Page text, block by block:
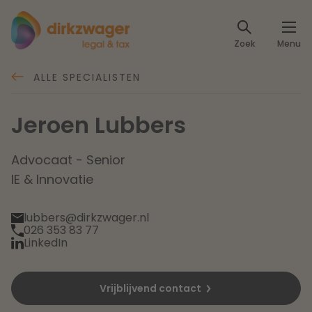
Zoek Menu
Expertises
IT & Privacy
Thema's
Klantcases
Events
Over ons
Over Dirkzwager
Werken bij
ALLE SPECIALISTEN
Jeroen Lubbers
Advocaat - Senior
IE & Innovatie
lubbers@dirkzwager.nl
026 353 83 77
LinkedIn
Vrijblijvend contact